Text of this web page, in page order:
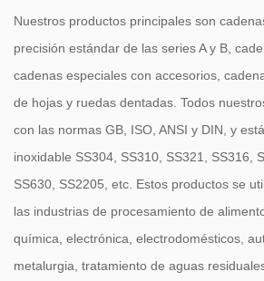
Nuestros productos principales son
precisión estándar de las series A y B,
cadenas especiales con accesorios,
de hojas y ruedas dentadas. Todos
con las normas GB, ISO, ANSI y DIN, y
inoxidable SS304, SS310, SS321, SS316,
SS630, SS2205, etc. Estos productos se
las industrias de procesamiento de
química, electrónica, electrodomésticos,
metalurgia, tratamiento de aguas